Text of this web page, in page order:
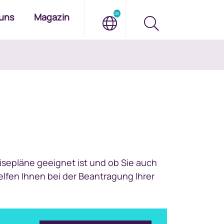
Magazin DE
geeignet ist und ob Sie auch
Ihnen bei der Beantragung Ihrer